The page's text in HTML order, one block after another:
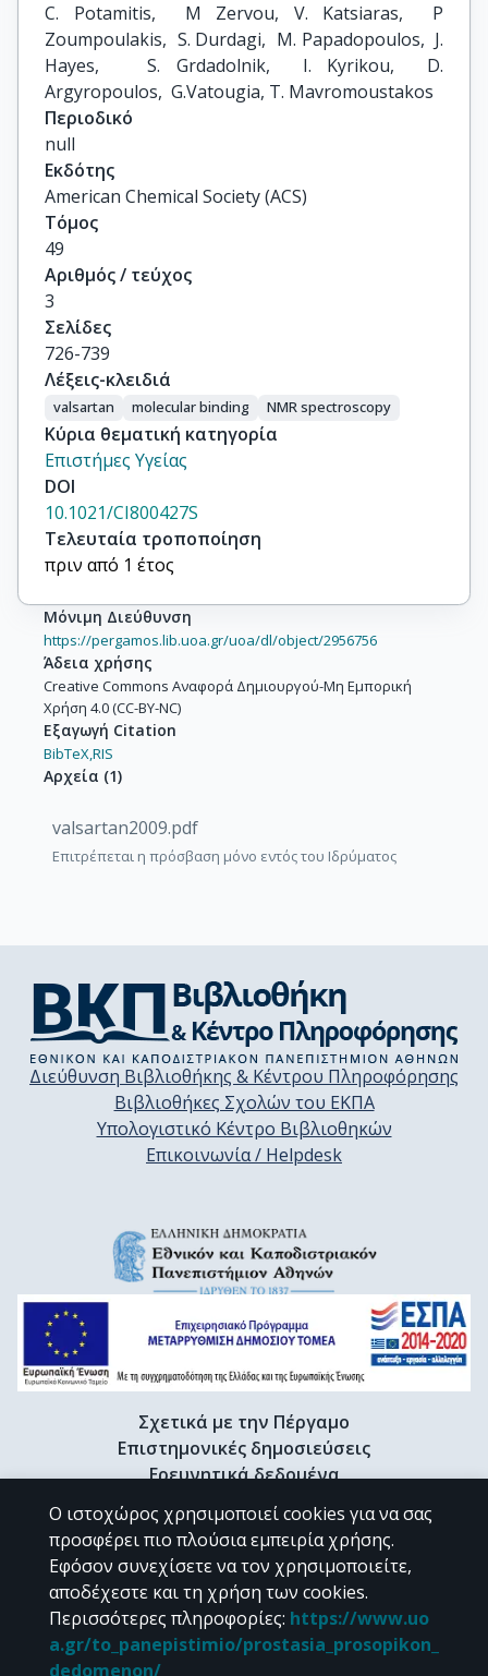
C. Potamitis,  M Zervou, V. Katsiaras,  P
Zoumpoulakis,  S. Durdagi,  M. Papadopoulos,  J.
Hayes,   S. Grdadolnik,  I. Kyrikou,  D.
Argyropoulos,  G.Vatougia, T. Mavromoustakos
Περιοδικό
null
Εκδότης
American Chemical Society (ACS)
Τόμος
49
Αριθμός / τεύχος
3
Σελίδες
726-739
Λέξεις-κλειδιά
valsartan molecular binding NMR spectroscopy
Κύρια θεματική κατηγορία
Επιστήμες Υγείας
DOI
10.1021/CI800427S
Τελευταία τροποποίηση
πριν από 1 έτος
Μόνιμη Διεύθυνση
https://pergamos.lib.uoa.gr/uoa/dl/object/2956756
Άδεια χρήσης
Creative Commons Αναφορά Δημιουργού-Μη Εμπορική
Χρήση 4.0 (CC-BY-NC)
Εξαγωγή Citation
BibTeX,RIS
Αρχεία (1)
valsartan2009.pdf
Επιτρέπεται η πρόσβαση μόνο εντός του Ιδρύματος
Διεύθυνση Βιβλιοθήκης & Κέντρου Πληροφόρησης
Βιβλιοθήκες Σχολών του ΕΚΠΑ
Υπολογιστικό Κέντρο Βιβλιοθηκών
Επικοινωνία / Helpdesk
Σχετικά με την Πέργαμο
Επιστημονικές δημοσιεύσεις
Ερευνητικά δεδομένα
Διδακτορικές διατριβές & Γκρίζα βιβλιογραφία
Προφίλ Ερευνητή
CC BY-NC 4.0
Εκτός αν αναφέρεται διαφορετικά, το υλικό της "Περγάμου" διατίθεται
Ο ιστοχώρος χρησιμοποιεί cookies για να σας
προσφέρει πιο πλούσια εμπειρία χρήσης.
Εφόσον συνεχίσετε να τον χρησιμοποιείτε,
αποδέχεστε και τη χρήση των cookies.
Περισσότερες πληροφορίες: https://www.uo
a.gr/to_panepistimio/prostasia_prosopikon_
dedomenon/